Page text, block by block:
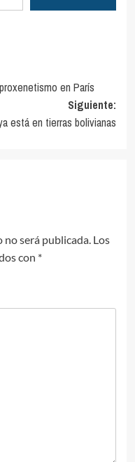
en París
Siguiente:
está en tierras bolivianas
será publicada. Los
con *